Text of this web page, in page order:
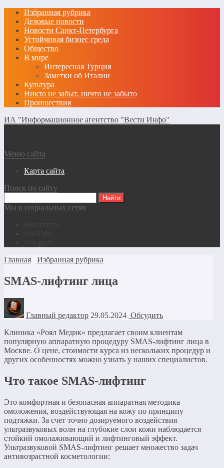
Избранная рубрика
Деловые новости
Новости Санкт-Петербурга
Устойчивая бизнес среда
Общество
В мире
Интересная Турция
Заметки об Италии
Культура
Никто не забыт, ничто не забыто
Проишествия
ИА "Информационное агентство "Вести Инфо"
Меню сайта
Карта сайта
Поиск по сайту
Мы в социальных сетях
Главная
Избранная рубрика
SMAS-лифтинг лица
Главный редактор 29.05.2024 Обсудить
Клиника «Роял Медик» предлагает своим клиентам
популярную аппаратную процедуру SMAS-лифтинг лица в
Москве. О цене, стоимости курса из нескольких процедур и
других особенностях можно узнать у наших специалистов.
Что такое SMAS-лифтинг
Это комфортная и безопасная аппаратная методика
омоложения, воздействующая на кожу по принципу
подтяжки. За счет точно дозируемого воздействия
ультразвуковых волн на глубокие слои кожи наблюдается
стойкий омолаживающий и лифтинговый эффект.
Ультразвуковой SMAS-лифтинг решает множество задач
антивозрастной косметологии: